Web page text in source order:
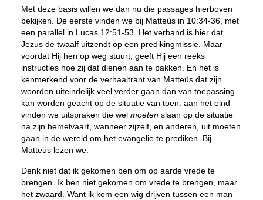
Met deze basis willen we dan nu die passages hierboven
bekijken. De eerste vinden we bij Matteüs in 10:34-36, met
een parallel in Lucas 12:51-53. Het verband is hier dat
Jezus de twaalf uitzendt op een predikingmissie. Maar
voordat Hij hen op weg stuurt, geeft Hij een reeks
instructies hoe zij dat dienen aan te pakken. En het is
kenmerkend voor de verhaaltrant van Matteüs dat zijn
woorden uiteindelijk veel verder gaan dan van toepassing
kan worden geacht op de situatie van toen: aan het eind
vinden we uitspraken die wel moetenslaan op de situatie
na zijn hemelvaart, wanneer zijzelf, en anderen, uit moeten
gaan in de wereld om het evangelie te prediken. Bij
Matteüs lezen we:
Denk niet dat ik gekomen ben om op aarde vrede te
brengen. Ik ben niet gekomen om vrede te brengen, maar
het zwaard. Want ik kom een wig drijven tussen een man